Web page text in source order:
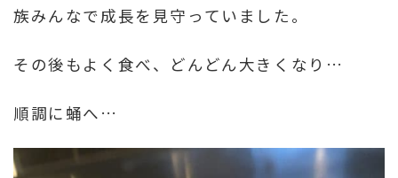
族みんなで成長を見守っていました。
その後もよく食べ、どんどん大きくなり…
順調に蛹へ…